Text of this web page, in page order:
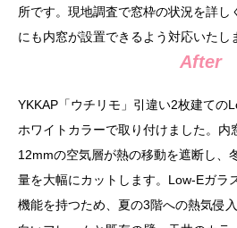
所です。現地調査で窓枠の状況を詳し
にも内窓が設置できるよう対応いたし
After
YKKAP「ウチリモ」引違い2枚建ての
ホワイトカラーで取り付けました。内
12mmの空気層が熱の移動を遮断し、
量を大幅にカットします。Low-Eガラ
機能を持つため、夏の3階への熱気侵